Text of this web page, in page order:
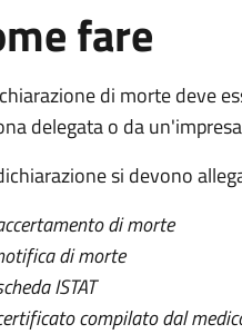
fare
di morte deve
delegata o da
si devono
di morte
di morte
ISTAT
compilato dal